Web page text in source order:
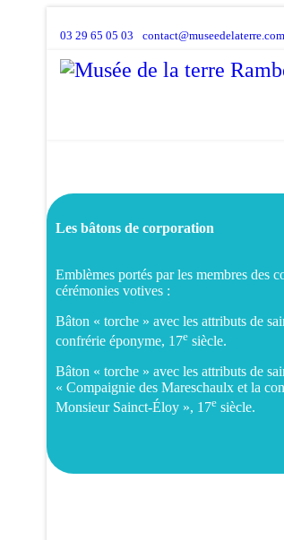
03 29 65 05 03 contact@museedelaterre.com
Les bâtons de corporation
Emblèmes portés par les membres des
cérémonies votives :
Bâton « torche » avec les attributs de
confrérie éponyme, 17e siècle.
Bâton « torche » avec les attributs de
« Compaignie des Mareschaulx et la
Monsieur Sainct-Éloy », 17e siècle.